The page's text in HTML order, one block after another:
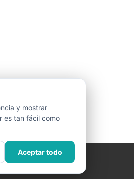
y mostrar
es tan fácil como
Aceptar todo